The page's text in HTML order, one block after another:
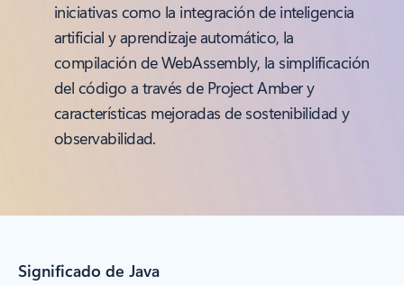
iniciativas como la integración de inteligencia
artificial y aprendizaje automático, la
compilación de WebAssembly, la simplificación
del código a través de Project Amber y
características mejoradas de sostenibilidad y
observabilidad.
Significado de Java